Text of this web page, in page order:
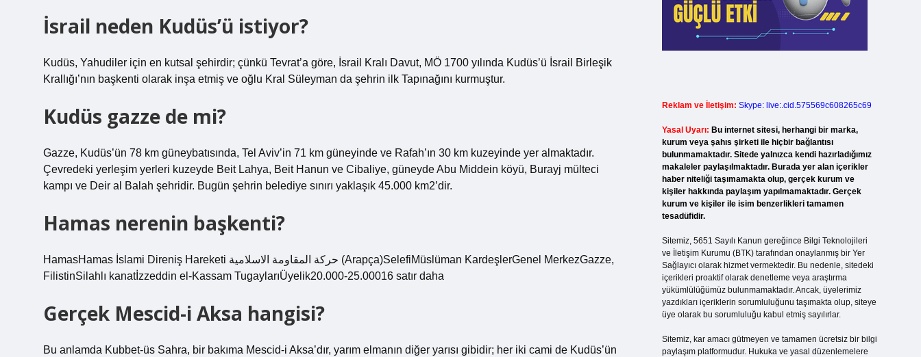
İsrail neden Kudüs’ü istiyor?
Kudüs, Yahudiler için en kutsal şehirdir; çünkü Tevrat’a göre, İsrail Kralı Davut, MÖ 1700 yılında Kudüs’ü İsrail Birleşik
Krallığı’nın başkenti olarak inşa etmiş ve oğlu Kral Süleyman da şehrin ilk Tapınağını kurmuştur.
Kudüs gazze de mi?
Gazze, Kudüs’ün 78 km güneybatısında, Tel Aviv’in 71 km güneyinde ve Rafah’ın 30 km kuzeyinde yer almaktadır.
Çevredeki yerleşim yerleri kuzeyde Beit Lahya, Beit Hanun ve Cibaliye, güneyde Abu Middein köyü, Burayj mülteci
kampı ve Deir al Balah şehridir. Bugün şehrin belediye sınırı yaklaşık 45.000 km2’dir.
Hamas nerenin başkenti?
HamasHamas İslami Direniş Hareketi حركة المقاومة الاسلامية (Arapça)SelefiMüslüman KardeşlerGenel MerkezGazze,
FilistinSilahlı kanatİzzeddin el-Kassam TugaylarıÜyelik20.000-25.00016 satır daha
Gerçek Mescid-i Aksa hangisi?
Bu anlamda Kubbet-üs Sahra, bir bakıma Mescid-i Aksa’dır, yarım elmanın diğer yarısı gibidir; her iki cami de Kudüs’ün
Reklam ve İletişim: Skype: live:.cid.575569c608265c69
Yasal Uyarı: Bu internet sitesi, herhangi bir marka,
kurum veya şahıs şirketi ile hiçbir bağlantısı
bulunmamaktadır. Sitede yalnızca kendi hazırladığımız
makaleler paylaşılmaktadır. Burada yer alan içerikler
haber niteliği taşımamakta olup, gerçek kurum ve
kişiler hakkında paylaşım yapılmamaktadır. Gerçek
kurum ve kişiler ile isim benzerlikleri tamamen
tesadüfidir.
Sitemiz, 5651 Sayılı Kanun gereğince Bilgi Teknolojileri
ve İletişim Kurumu (BTK) tarafından onaylanmış bir Yer
Sağlayıcı olarak hizmet vermektedir. Bu nedenle, sitedeki
içerikleri proaktif olarak denetleme veya araştırma
yükümlülüğümüz bulunmamaktadır. Ancak, üyelerimiz
yazdıkları içeriklerin sorumluluğunu taşımakta olup, siteye
üye olarak bu sorumluluğu kabul etmiş sayılırlar.
Sitemiz, kar amacı gütmeyen ve tamamen ücretsiz bir bilgi
paylaşım platformudur. Hukuka ve yasal düzenlemelere